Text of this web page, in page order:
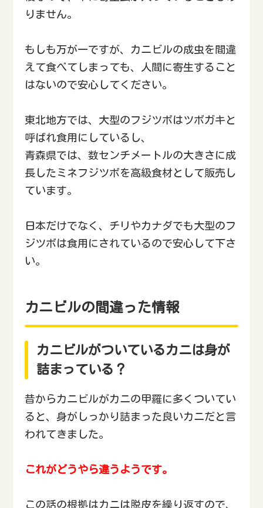
りません。
もしも万が一ですが、カニビルの成虫を間違
えて食べてしまっても、人間に寄生すること
はないので安心してください。
東北地方では、大型のフジツボはツボガキと
呼ばれ食用にしているし、
青森県では、数センチメートルの大きさに成
長したミネフジツボを高級食材として販売し
ています。
日本だけでなく、チリやカナダでも大型のフ
ジツボは食用にされているので安心して下さ
い。
カニビルの間違った情報
カニビルがついているカニは身が
詰まっている？
昔からカニビルがカニの甲羅に多くついてい
ると、身がしっかり詰まった良いカニだと言
われてきました。
これがどうやら違うようです。
この話の根拠はカニは脱皮を繰り返すので、